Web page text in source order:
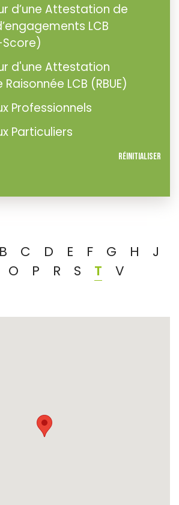
d’une Attestation de
LCB
d'une Attestation
LCB (RBUE)
Professionnels
Particuliers
Réinitialiser
B C D E F G H
J
O P R S T V